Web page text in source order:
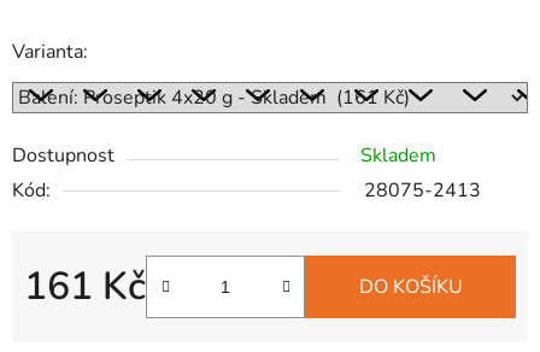
Varianta:
Dostupnost
Skladem
Kód:
28075-2413
161 Kč DO KOŠÍKU